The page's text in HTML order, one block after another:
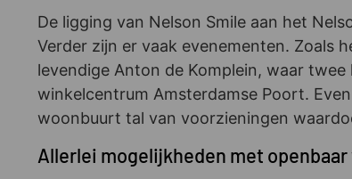
De ligging van Nelson Smile aan het
Verder zijn er vaak evenementen. Zoals
levendige Anton de Komplein, waar
winkelcentrum Amsterdamse Poort.
woonbuurt tal van voorzieningen
Allerlei mogelijkheden met openbaar